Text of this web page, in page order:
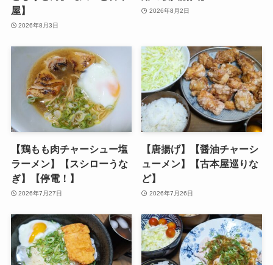
屋】
2026年8月3日
2026年8月2日
【鶏もも肉チャーシュー塩
ラーメン】【スシローうな
ぎ】【停電！】
2026年7月27日
【唐揚げ】【醤油チャーシ
ューメン】【古本屋巡りな
ど】
2026年7月26日